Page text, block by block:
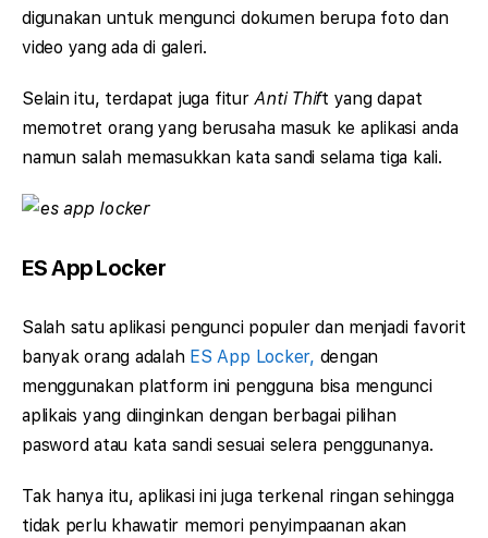
digunakan untuk mengunci dokumen berupa foto dan
video yang ada di galeri.
Selain itu, terdapat juga fiturAnti Thift yang dapat
memotret orang yang berusaha masuk ke aplikasi anda
namun salah memasukkan kata sandi selama tiga kali.
ES App Locker
Salah satu aplikasi pengunci populer dan menjadi favorit
banyak orang adalah ES App Locker, dengan
menggunakan platform ini pengguna bisa mengunci
aplikais yang diinginkan dengan berbagai pilihan
pasword atau kata sandi sesuai selera penggunanya.
Tak hanya itu, aplikasi ini juga terkenal ringan sehingga
tidak perlu khawatir memori penyimpaanan akan